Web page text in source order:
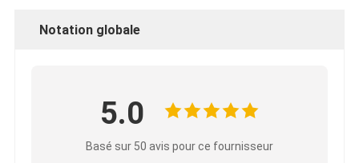
Notation globale
5.0
Basé sur 50 avis pour ce fournisseur